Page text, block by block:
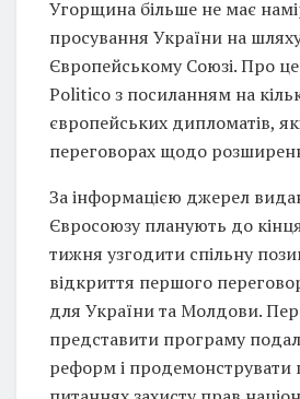
Угорщина більше не має
просування України на
Європейському Союзі. Про
Politico з посиланням на
європейських дипломатів,
переговорах щодо
За інформацією джерел
Євросоюзу планують до
тижня узгодити спільну
відкриття першого
для України та Молдови.
представити програму
реформ і продемонструвати